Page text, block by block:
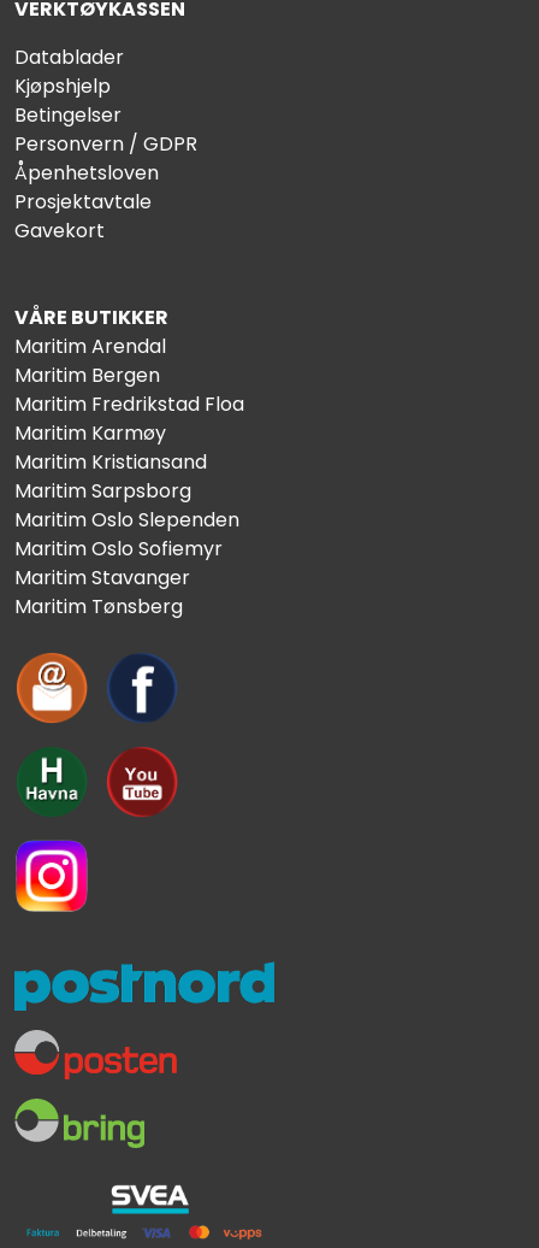
VERKTØYKASSEN
Datablader
Kjøpshjelp
Betingelser
Personvern / GDPR
Åpenhetsloven
Prosjektavtale
Gavekort
VÅRE BUTIKKER
Maritim Arendal
Maritim Bergen
Maritim Fredrikstad Floa
Maritim Karmøy
Maritim Kristiansand
Maritim Sarpsborg
Maritim Oslo Slependen
Maritim Oslo Sofiemyr
Maritim Stavanger
Maritim Tønsberg